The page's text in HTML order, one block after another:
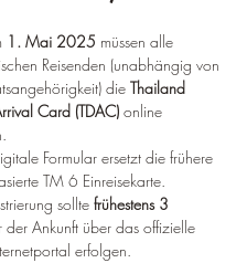
1. Mai 2025 müssen alle
Reisenden (unabhängig von
die Thailand
Card (TDAC) online
Formular ersetzt die frühere
TM 6 Einreisekarte.
sollte frühestens 3
Ankunft über das offizielle
erfolgen.